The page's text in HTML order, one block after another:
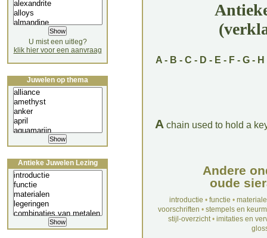
A - B - C - D - E - F - G - H
A chain used to hold a
Andere
oude
introductie • functie •
voorschriften • stempels en
stijl-overzicht• imitaties en
U mist een uitleg?
klik hier voor een aanvraag
Juwelen op thema
Antieke Juwelen Lezing